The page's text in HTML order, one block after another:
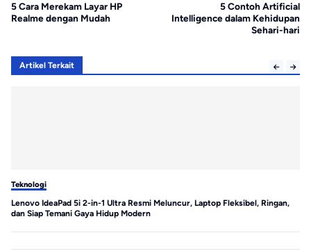
5 Cara Merekam Layar HP
Realme dengan Mudah
5 Contoh Artificial
Intelligence dalam Kehidupan
Sehari-hari
Artikel Terkait
Teknologi
Lenovo IdeaPad 5i 2-in-1 Ultra Resmi Meluncur, Laptop Fleksibel, Ringan,
dan Siap Temani Gaya Hidup Modern